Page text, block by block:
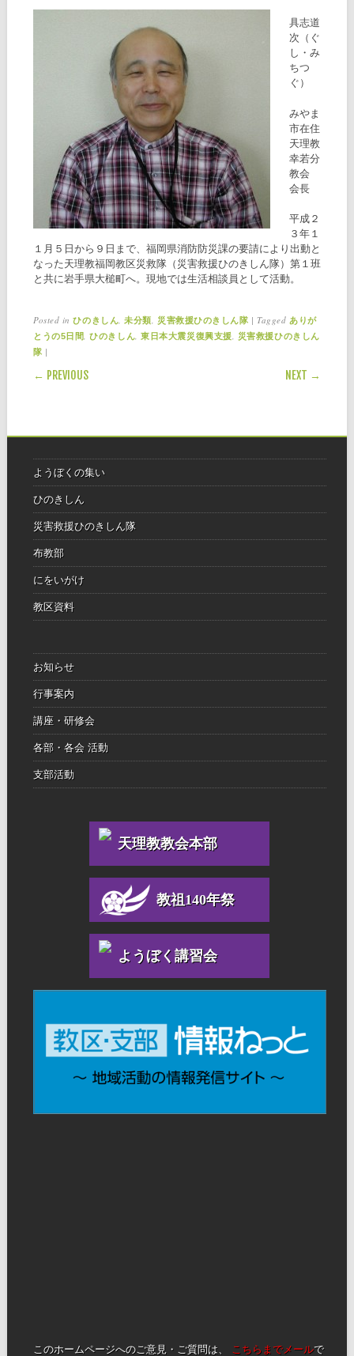
具志道
次（ぐ
し・み
ちつ
ぐ）
みやま
市在住
天理教
幸若分
教会
会長
平成２
３年１
１月５日から９日まで、福岡県消防防災課の要請により出動と
なった天理教福岡教区災救隊（災害救援ひのきしん隊）第１班
と共に岩手県大槌町へ。現地では生活相談員として活動。
Posted inひのきしん ,未分類 災害救援ひのきしん隊 |Tagged ありが
とうの5日間
,ひのきしん ,東日本大震災復興支援
災害救援ひのきしん
隊 |
POST NAVIGATION
← PREVIOUS NEXT →
ようぼくの集い
ひのきしん
災害救援ひのきしん隊
布教部
にをいがけ
教区資料
お知らせ
行事案内
講座・研修会
各部・各会 活動
支部活動
天理教教会本部
教祖140年祭
ようぼく講習会
このホームページへのご意見・ご質問は、 こちらまでメールで